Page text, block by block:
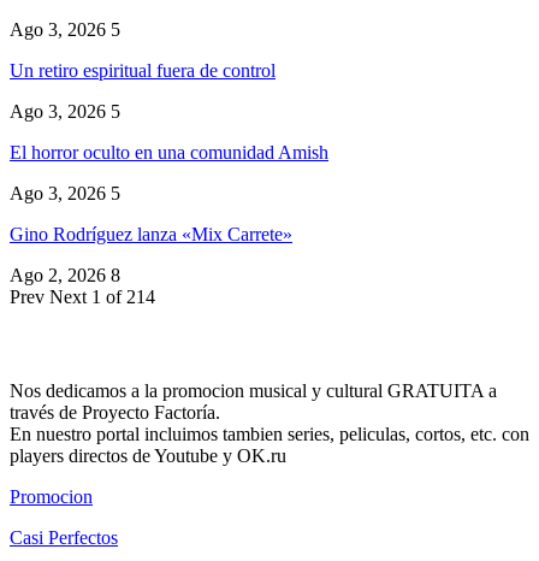
Ago 3, 2026 5
Un retiro espiritual fuera de control
Ago 3, 2026 5
El horror oculto en una comunidad Amish
Ago 3, 2026 5
Gino Rodríguez lanza «Mix Carrete»
Ago 2, 2026 8
Prev Next 1 of 214
Nos dedicamos a la promocion musical y cultural GRATUITA a
través de Proyecto Factoría.
En nuestro portal incluimos tambien series, peliculas, cortos, etc. con
players directos de Youtube y OK.ru
Promocion
Casi Perfectos